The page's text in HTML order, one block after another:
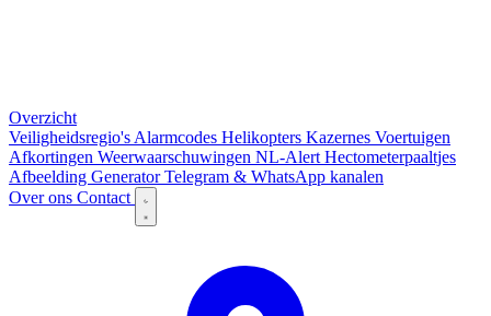
Overzicht
Veiligheidsregio's Alarmcodes Helikopters Kazernes Voertuigen
Afkortingen Weerwaarschuwingen NL-Alert Hectometerpaaltjes
Afbeelding GeneratorTelegram & WhatsApp kanalen
Over ons Contact